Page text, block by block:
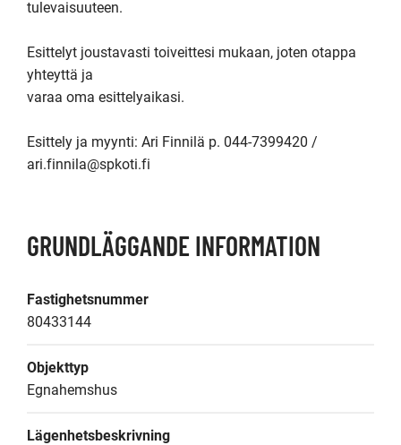
tulevaisuuteen.
Esittelyt joustavasti toiveittesi mukaan, joten otappa
yhteyttä ja
varaa oma esittelyaikasi.
Esittely ja myynti: Ari Finnilä p. 044-7399420 /
ari.finnila@spkoti.fi
GRUNDLÄGGANDE INFORMATION
Fastighetsnummer
80433144
Objekttyp
Egnahemshus
Lägenhetsbeskrivning